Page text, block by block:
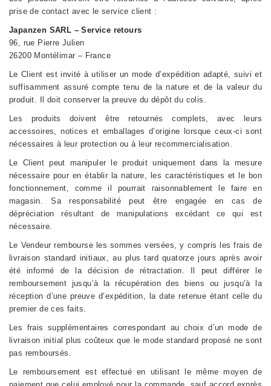
prise de contact avec le service client :
Japanzen SARL – Service retours
96, rue Pierre Julien
26200 Montélimar – France
Le Client est invité à utiliser un mode d’expédition adapté, suivi et
suffisamment assuré compte tenu de la nature et de la valeur du
produit. Il doit conserver la preuve du dépôt du colis.
Les produits doivent être retournés complets, avec leurs
accessoires, notices et emballages d’origine lorsque ceux-ci sont
nécessaires à leur protection ou à leur recommercialisation.
Le Client peut manipuler le produit uniquement dans la mesure
nécessaire pour en établir la nature, les caractéristiques et le bon
fonctionnement, comme il pourrait raisonnablement le faire en
magasin. Sa responsabilité peut être engagée en cas de
dépréciation résultant de manipulations excédant ce qui est
nécessaire.
Le Vendeur rembourse les sommes versées, y compris les frais de
livraison standard initiaux, au plus tard quatorze jours après avoir
été informé de la décision de rétractation. Il peut différer le
remboursement jusqu’à la récupération des biens ou jusqu’à la
réception d’une preuve d’expédition, la date retenue étant celle du
premier de ces faits.
Les frais supplémentaires correspondant au choix d’un mode de
livraison initial plus coûteux que le mode standard proposé ne sont
pas remboursés.
Le remboursement est effectué en utilisant le même moyen de